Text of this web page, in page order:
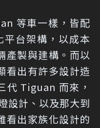
等車一樣，皆配
平台架構，以成本
產製與建構。而以
看出有許多設計造
代 Tiguan 而來，
設計、以及那大到
看出家族化設計的